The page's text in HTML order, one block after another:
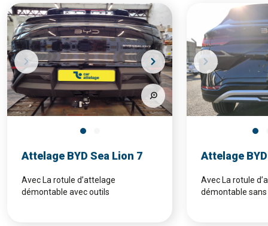
Attelage BYD Sea Lion 7
Avec La rotule d’attelage
démontable avec outils
Attelage
Avec La rotule
démontable